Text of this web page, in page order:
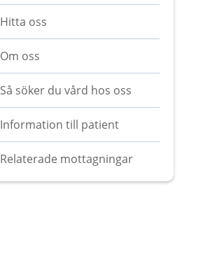
Hitta oss
Om oss
Så söker du vård hos oss
Information till patient
Relaterade mottagningar